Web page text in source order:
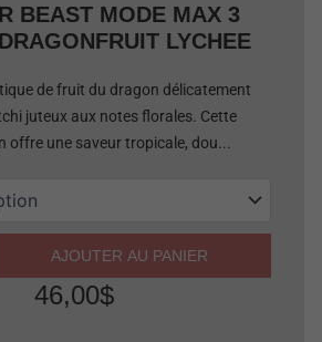
BEAST MODE MAX 3
LYCHEE
de fruit du dragon délicatement
juteux aux notes florales. Cette
offre une saveur tropicale, dou...
AJOUTER AU PANIER
46,00$